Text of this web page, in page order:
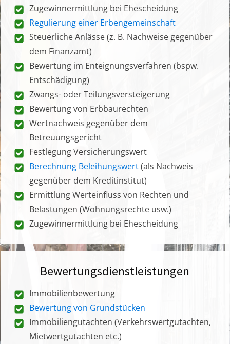
Zugewinnermittlung bei Ehescheidung
Regulierung einer Erbengemeinschaft
Steuerliche Anlässe (z. B. Nachweise gegenüber
dem Finanzamt)
Bewertung im Enteignungsverfahren (bspw.
Entschädigung)
Zwangs- oder Teilungsversteigerung
Bewertung von Erbbaurechten
Wertnachweis gegenüber dem
Betreuungsgericht
Festlegung Versicherungswert
Berechnung Beleihungswert(als Nachweis
gegenüber dem Kreditinstitut)
Ermittlung Werteinfluss von Rechten und
Belastungen (Wohnungsrechte usw.)
Zugewinnermittlung bei Ehescheidung
Bewertungsdienstleistungen
Immobilienbewertung
Bewertung von Grundstücken
Immobiliengutachten (Verkehrswertgutachten,
Mietwertgutachten etc.)